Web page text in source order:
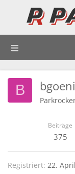
B bgoeni
Beiträge
375
Registriert 22.